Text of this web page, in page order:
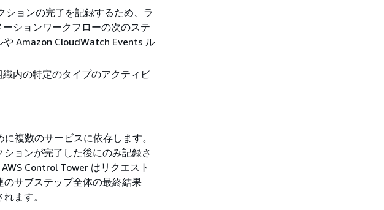
ションの完了を記録するため、ラ
ションワークフローの次のステ
Amazon CloudWatch Events ル
内の特定のタイプのアクティビ
複数のサービスに依存します。
ョンが完了した後にのみ記録さ
Control Tower はリクエスト
サブステップ全体の最終結果
ます。